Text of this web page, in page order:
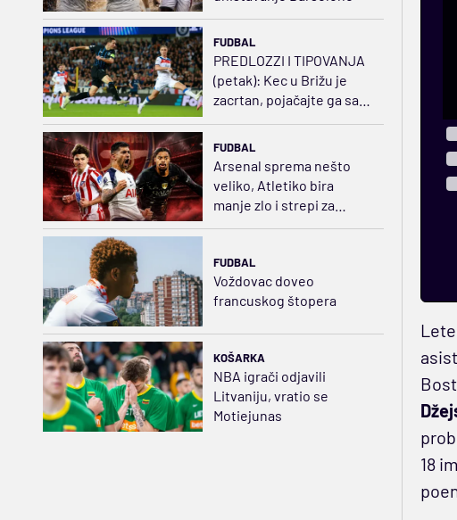
FUDBAL
PREDLOZZI I TIPOVANJA
(petak): Kec u Brižu je
zacrtan, pojačajte ga sa
FUDBAL
Arsenal sprema nešto
veliko, Atletiko bira
manje zlo i strepi za
Kutija
FUDBAL
Voždovac doveo
francuskog štopera
KOŠARKA
NBA igrači odjavili
Litvaniju, vratio se
Motiejunas
18